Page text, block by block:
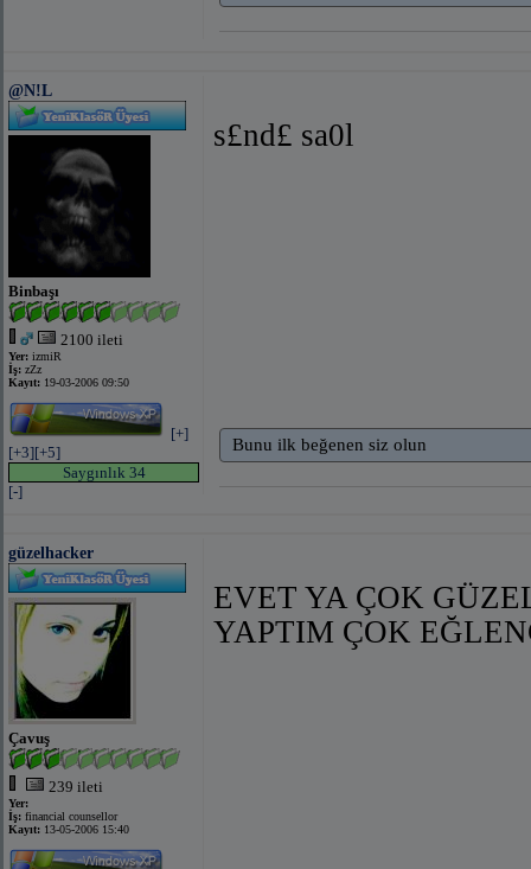
@N!L
Binbaşı
2100 ileti
Yer: izmiR
İş: zZz
Kayıt: 19-03-2006 09:50
[+]
[+3][+5]
Saygınlık 34
[-]
s£nd£ sa0l
Bunu ilk beğenen siz olun
güzelhacker
Çavuş
239 ileti
Yer:
İş: financial counsellor
Kayıt: 13-05-2006 15:40
EVET YA ÇOK
YAPTIM ÇOK